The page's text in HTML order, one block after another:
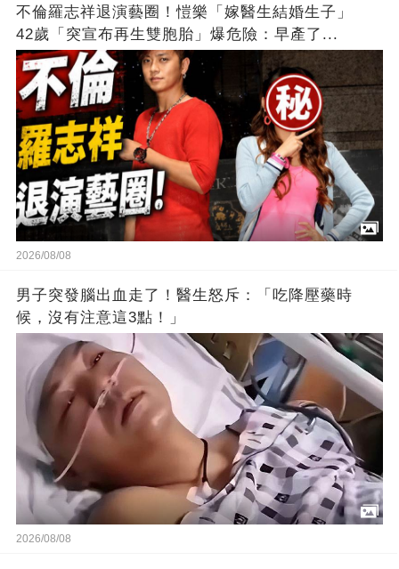
不倫羅志祥退演藝圈！愷樂「嫁醫生結婚生子」
42歲「突宣布再生雙胞胎」爆危險：早產了...
2026/08/08
男子突發腦出血走了！醫生怒斥：「吃降壓藥時
候，沒有注意這3點！」
2026/08/08